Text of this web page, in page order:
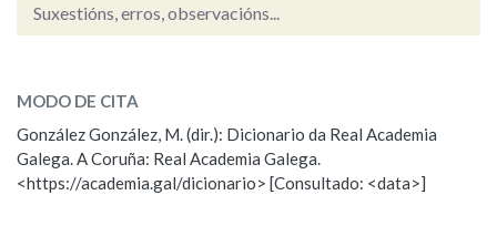
Suxestións, erros, observacións...
ESCOLLE UNHA OPCIÓN:
Observación Hai un erro na palabra
Propoño mellorar a definición
MODO DE CITA
González González, M. (dir.): Dicionario da Real Academia
Galega. A Coruña: Real Academia Galega.
<https://academia.gal/dicionario> [Consultado: <data>]